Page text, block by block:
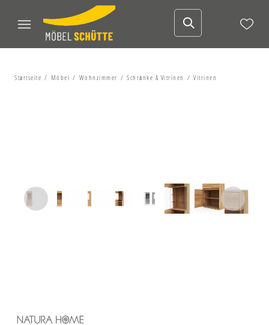
Startseite Möbel Wohnzimmer Schränke & Vitrinen Vitrinen